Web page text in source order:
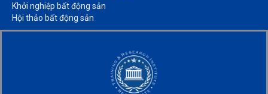
Khởi nghiệp bất động sản​
Hội thảo bất động sản​